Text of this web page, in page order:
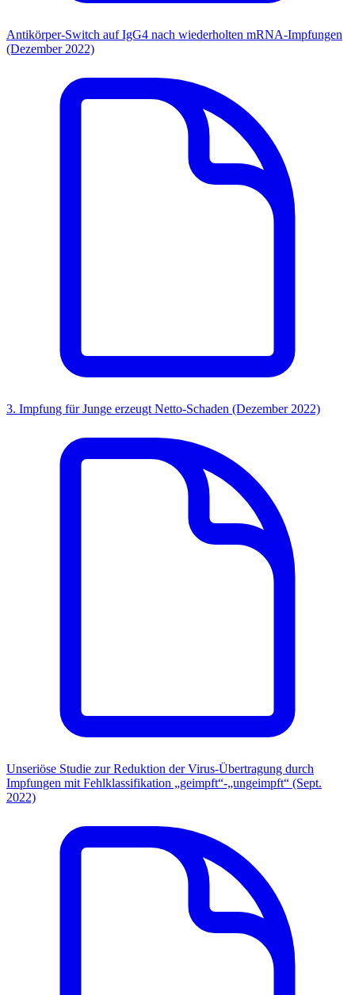
Antikörper-Switch auf IgG4 nach wiederholten mRNA-Impfungen
(Dezember 2022)
3. Impfung für Junge erzeugt Netto-Schaden (Dezember 2022)
Unseriöse Studie zur Reduktion der Virus-Übertragung durch
Impfungen mit Fehlklassifikation „geimpft“-„ungeimpft“ (Sept.
2022)